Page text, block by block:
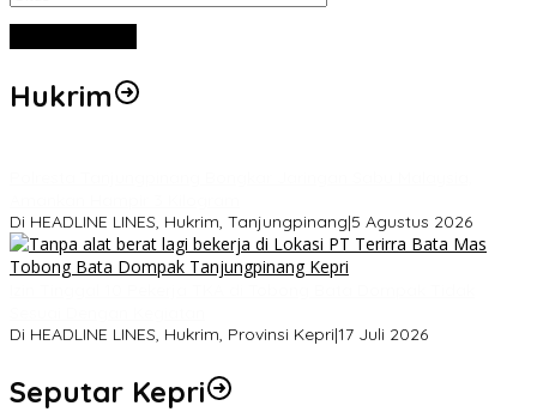
Hukrim
Di HEADLINE LINES, Hukrim, Tanjungpinang|5 Agustus 2026
Di HEADLINE LINES, Hukrim, Provinsi Kepri|17 Juli 2026
Seputar Kepri